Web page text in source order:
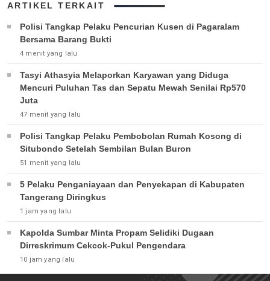
ARTIKEL TERKAIT
Polisi Tangkap Pelaku Pencurian Kusen di Pagaralam
Bersama Barang Bukti
4 menit yang lalu
Tasyi Athasyia Melaporkan Karyawan yang Diduga
Mencuri Puluhan Tas dan Sepatu Mewah Senilai Rp570
Juta
47 menit yang lalu
Polisi Tangkap Pelaku Pembobolan Rumah Kosong di
Situbondo Setelah Sembilan Bulan Buron
51 menit yang lalu
5 Pelaku Penganiayaan dan Penyekapan di Kabupaten
Tangerang Diringkus
1 jam yang lalu
Kapolda Sumbar Minta Propam Selidiki Dugaan
Dirreskrimum Cekcok-Pukul Pengendara
10 jam yang lalu